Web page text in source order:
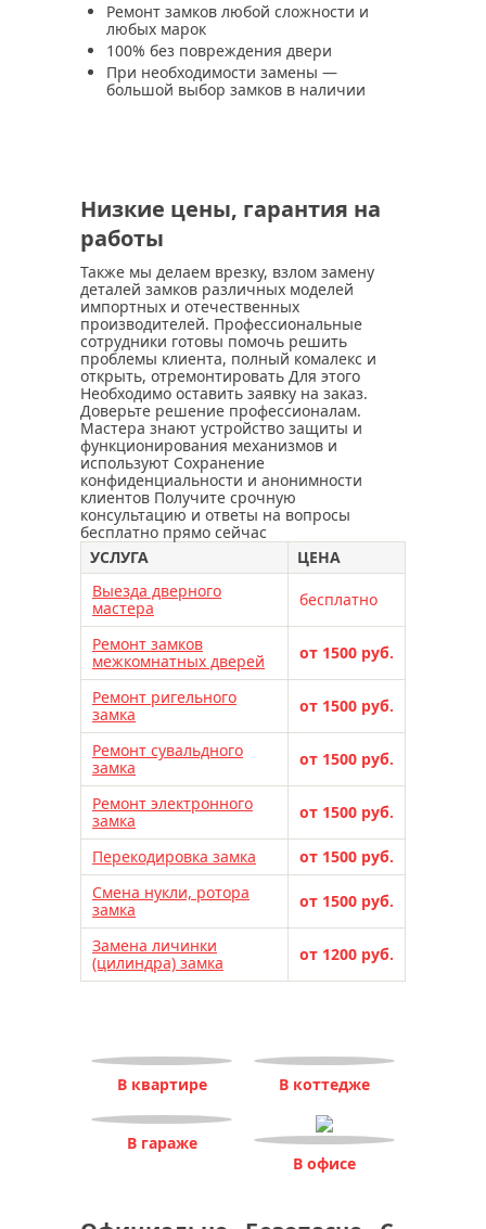
Ремонт замков любой сложности и
любых марок
100% без повреждения двери
При необходимости замены —
большой выбор замков в наличии
Низкие цены, гарантия на
работы
Также мы делаем врезку, взлом замену
деталей замков различных моделей
импортных и отечественных
производителей. Профессиональные
сотрудники готовы помочь решить
проблемы клиента, полный комалекс и
открыть, отремонтировать Для этого
Необходимо оставить заявку на заказ.
Доверьте решение профессионалам.
Мастера знают устройство защиты и
функционирования механизмов и
используют Сохранение
конфиденциальности и анонимности
клиентов Получите срочную
консультацию и ответы на вопросы
бесплатно прямо сейчас
УСЛУГА
ЦЕНА
Выезда дверного
мастера
бесплатно
Ремонт замков
межкомнатных дверей
от 1500 руб.
Ремонт ригельного
замка
от 1500 руб.
Ремонт сувальдного
замка
от 1500 руб.
Ремонт электронного
замка
от 1500 руб.
Перекодировка замка
от 1500 руб.
Смена нукли, ротора
замка
от 1500 руб.
Замена личинки
(цилиндра) замка
от 1200 руб.
В квартире В коттедже
В гараже
В офисе